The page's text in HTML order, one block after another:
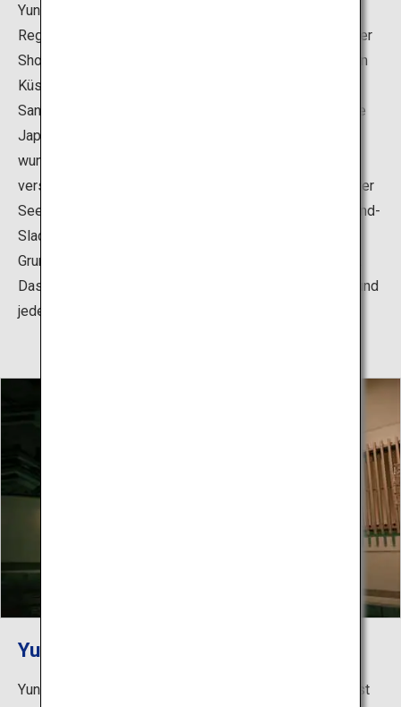
Yunohama Beach, einer der größten Badestrände in der
Region Tohoku, befindet sich an der südlichen Spitze der
Shonai-Sanddünen und erstreckt sich entlang der langen
Küste des Thermalquellorts. Der endlose weiße
Sandstrand, das flache Meer und das im Sommer ruhige
Japanische Meer machen diese Region zu einem
wunderbaren Reiseziel für Familien. Es werden
verschiedene Aktivitäten am Wasser angeboten, darunter
Seekajakfahren, Surfen und Japans erste offizielle Strand-
Slackline. Ein Muschelgrabplatz für Kinder im
Grundschulalter und darunter bietet ebenfalls viel Spaß.
Das Yunohama Mini-Feuerwerk, das Ende Juli beginnt und
jeden Tag stattfindet, ist klein, aber ziemlich imposant.
Yunohama Onsen Kameya
Yunohama Onsen Kameya wurde 1813 gegründet und ist